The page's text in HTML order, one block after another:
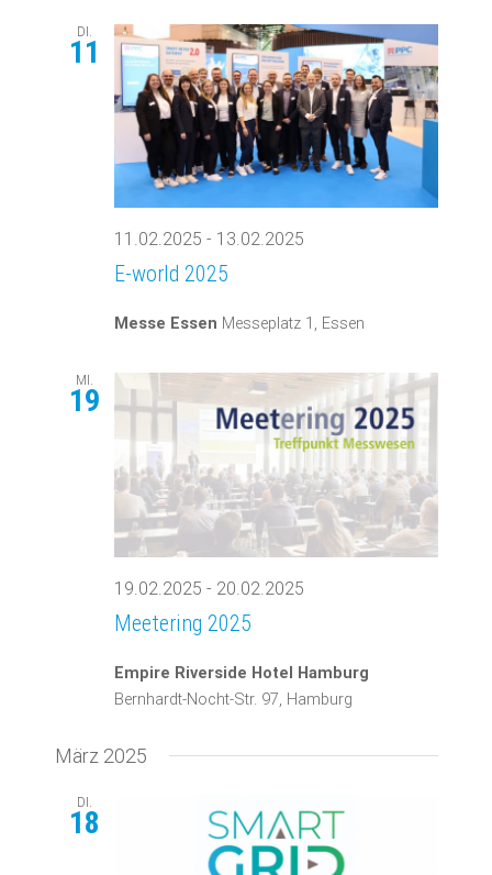
DI.
11
11.02.2025 - 13.02.2025
E-world 2025
Messe Essen Messeplatz 1, Essen
MI.
19
19.02.2025 - 20.02.2025
Meetering 2025
Empire Riverside Hotel Hamburg
Bernhardt-Nocht-Str. 97, Hamburg
März 2025
DI.
18